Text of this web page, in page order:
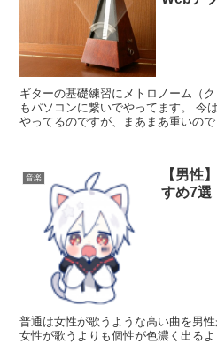
ギターの基礎練習にメトロノーム（
もパソコンに繋いでやってます。 今
やってるのですが、まあまあ重いの
音楽
【男性
すめ7選
普通は女性が歌うような高い曲を男
女性が歌うよりも個性が色濃く出る